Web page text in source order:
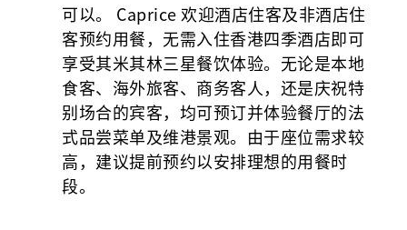
可以。 Caprice 欢迎酒店住客及非酒店住
客预约用餐，无需入住香港四季酒店即可
享受其米其林三星餐饮体验。无论是本地
食客、海外旅客、商务客人，还是庆祝特
别场合的宾客，均可预订并体验餐厅的法
式品尝菜单及维港景观。由于座位需求较
高，建议提前预约以安排理想的用餐时
段。